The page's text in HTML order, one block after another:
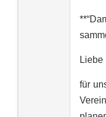
Liebe
für